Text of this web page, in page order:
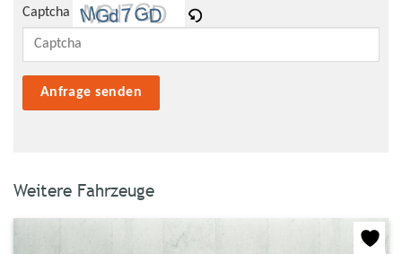
Bitte lasse dieses Feld leer.
Captcha
Weitere Fahrzeuge